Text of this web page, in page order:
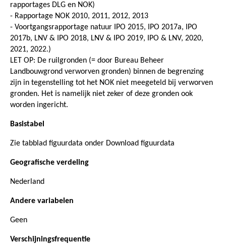
rapportages DLG en NOK)
- Rapportage NOK 2010, 2011, 2012, 2013
- Voortgangsrapportage natuur IPO 2015, IPO 2017a, IPO
2017b, LNV & IPO 2018, LNV & IPO 2019, IPO & LNV, 2020,
2021, 2022.)
LET OP: De ruilgronden (= door Bureau Beheer
Landbouwgrond verworven gronden) binnen de begrenzing
zijn in tegenstelling tot het NOK niet meegeteld bij verworven
gronden. Het is namelijk niet zeker of deze gronden ook
worden ingericht.
Basistabel
Zie tabblad figuurdata onder Download figuurdata
Geografische verdeling
Nederland
Andere variabelen
Geen
Verschijningsfrequentie